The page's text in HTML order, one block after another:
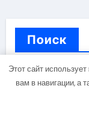
Поиск
Этот сайт
вам в навигации, а